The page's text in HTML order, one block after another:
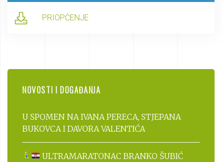
PRIOPĆENJE
NOVOSTI I DOGAĐANJA
U SPOMEN NA IVANA PERECA, STJEPANA
BUKOVCA I DAVORA VALENTIĆA
ULTRAMARATONAC BRANKO ŠUBIĆ